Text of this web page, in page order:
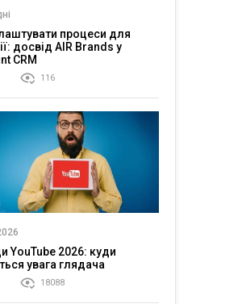
процеси для
досвід AIR Brands у
CRM
116
YouTube 2026: куди
увага глядача
18088